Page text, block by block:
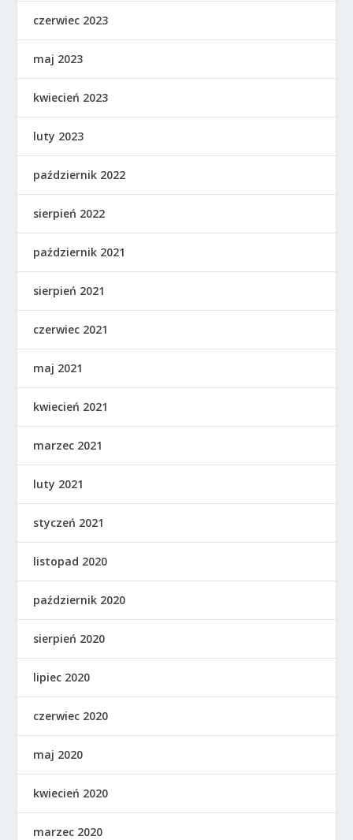
czerwiec 2023
maj 2023
kwiecień 2023
luty 2023
październik 2022
sierpień 2022
październik 2021
sierpień 2021
czerwiec 2021
maj 2021
kwiecień 2021
marzec 2021
luty 2021
styczeń 2021
listopad 2020
październik 2020
sierpień 2020
lipiec 2020
czerwiec 2020
maj 2020
kwiecień 2020
marzec 2020